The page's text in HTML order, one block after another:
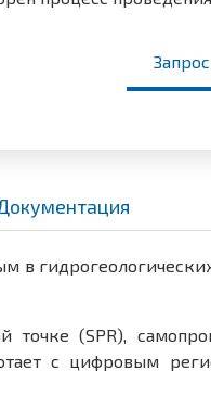
в
точке (SPR),
с цифровым